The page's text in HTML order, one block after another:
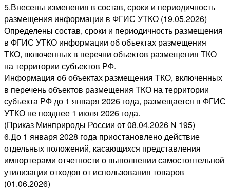
5.Внесены изменения в состав, сроки и периодичность
размещения информации в ФГИС УТКО (19.05.2026)
Определены состав, сроки и периодичность размещения
в ФГИС УТКО информации об объектах размещения
ТКО, включенных в перечни объектов размещения ТКО
на территории субъектов РФ.
Информация об объектах размещения ТКО, включенных
в перечень объектов размещения ТКО на территории
субъекта РФ до 1 января 2026 года, размещается в ФГИС
УТКО не позднее 1 июля 2026 года.
(Приказ Минприроды России от 08.04.2026 N 195)
6.До 1 января 2028 года приостановлено действие
отдельных положений, касающихся представления
импортерами отчетности о выполнении самостоятельной
утилизации отходов от использования товаров
(01.06.2026)